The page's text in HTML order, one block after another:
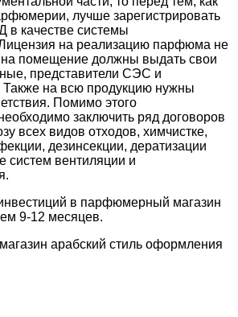
лучше зарегистрировать
качестве системы
на реализацию парфюма не
на помещение должны выдать свои
представители СЭС и
Также на всю продукцию нужны
Помимо этого
заключить ряд договоров
всех видов отходов, химчистке,
дезинсекции, дератизации
систем вентиляции и
в парфюмерный магазин
9-12 месяцев.